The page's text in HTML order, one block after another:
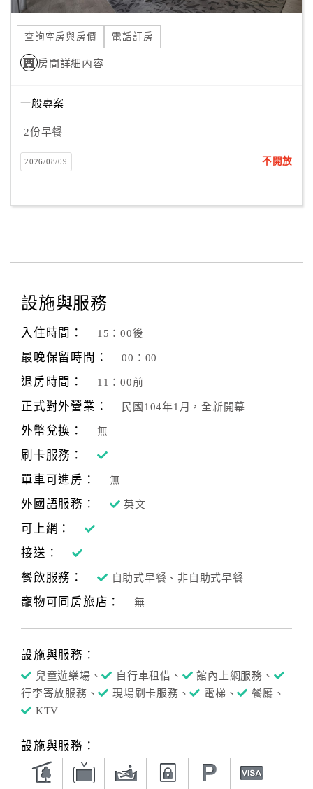
合
作
提
案
店
作
作
旅
伴
劃
商
品
傳
查詢空房與房價 電話訂房
房間詳細內容
一般專案
2份早餐
2026/08/09 不開放
設施與服務
入住時間： 15：00後
最晚保留時間： 00：00
退房時間： 11：00前
正式對外營業： 民國104年1月，全新開幕
外幣兌換： 無
刷卡服務：
單車可進房：
無
外國語服務： 英文
可上網：
接送：
餐飲服務：
自助式早餐、非自助式早餐
寵物可同房旅店： 無
設施與服務：
兒童遊樂場、 自行車租借、
館內上網服務、
行李寄放服務、
現場刷卡服務、 電梯、
餐廳、
KTV
設施與服務：